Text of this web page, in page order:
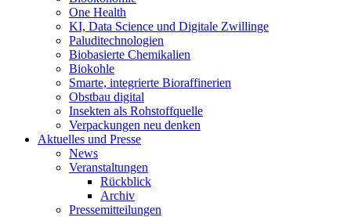
One Health
KI, Data Science und Digitale Zwillinge
Paluditechnologien
Biobasierte Chemikalien
Biokohle
Smarte, integrierte Bioraffinerien
Obstbau digital
Insekten als Rohstoffquelle
Verpackungen neu denken
Aktuelles und Presse
News
Veranstaltungen
Rückblick
Archiv
Pressemitteilungen